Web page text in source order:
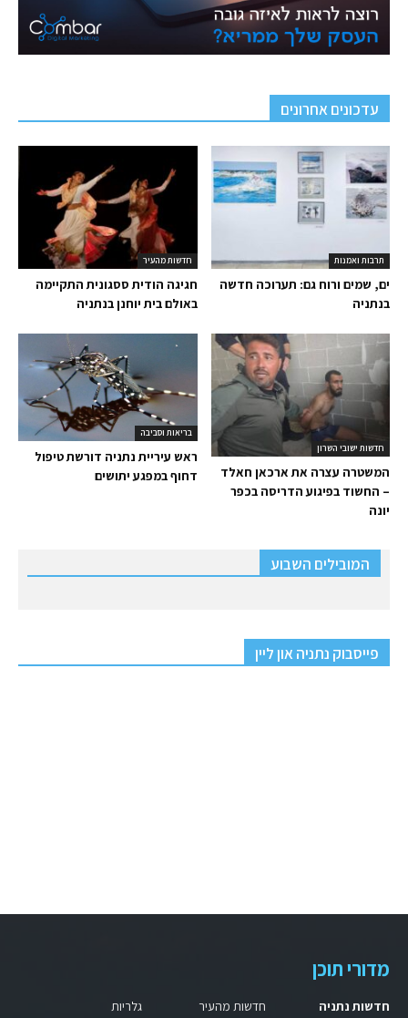
עדכונים אחרונים
חדשות מהעיר
חגיגה הודית ססגונית התקיימה
באולם בית יוחנן בנתניה
תרבות ואמנות
ים, שמים ורוח גם: תערוכה חדשה
בנתניה
בריאות וסביבה
ראש עיריית נתניה דורשת טיפול
דחוף במפגע יתושים
חדשות ישובי השרון
המשטרה עצרה את ארכאן חאלד
– החשוד בפיגוע הדריסה בכפר
יונה
המובילים השבוע
פייסבוק נתניה און ליין
מדורי תוכן
חדשות נתניה
חדשות מהעיר
גלריות